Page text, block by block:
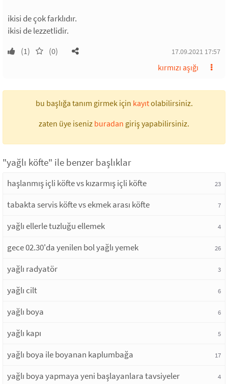
ikisi de çok farklıdır.
ikisi de lezzetlidir.
(1) (0) 17.09.2021 17:57
kırmızı aşığı
bu başlığa tanım girmek için kayıtolabilirsiniz.
zaten üye iseniz buradan giriş yapabilirsiniz.
"yağlı köfte" ile benzer başlıklar
haşlanmış içli köfte vs kızarmış içli köfte 23
tabakta servis köfte vs ekmek arası köfte 7
yağlı ellerle tuzluğu ellemek 4
gece 02.30'da yenilen bol yağlı yemek 26
yağlı radyatör 3
yağlı cilt 6
yağlı boya 6
yağlı kapı 5
yağlı boya ile boyanan kaplumbağa 17
yağlı boya yapmaya yeni başlayanlara tavsiyeler 4